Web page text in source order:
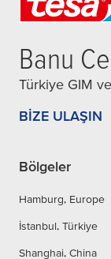
Banu
Türkiye GIM
BIZE ULAŞIN
Bölgeler
Hamburg, Europe
İstanbul, Türkiye
Shanghai, China